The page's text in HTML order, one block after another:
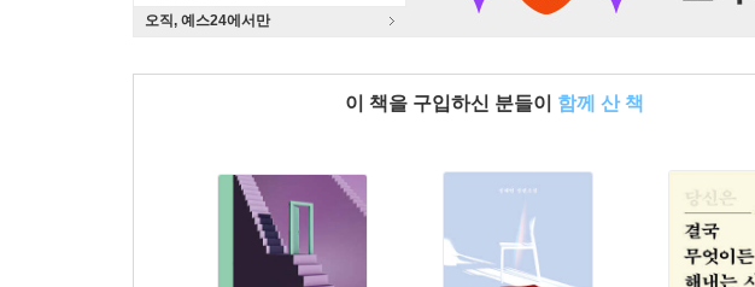
오직, 예스24에서만
이 책을 구입하신 분들이 함께 산 책